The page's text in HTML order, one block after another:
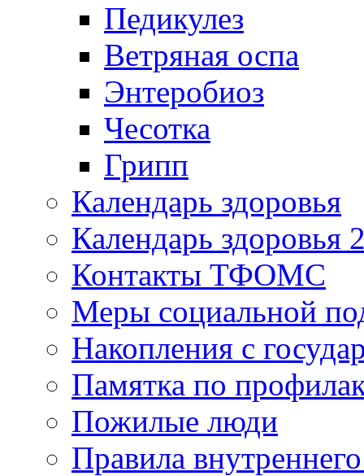
Педикулез
Ветряная оспа
Энтеробиоз
Чесотка
Грипп
Календарь здоровья
Календарь здоровья
Контакты ТФОМС
Меры социальной
Накопления с
Памятка по
Пожилые люди
Правила